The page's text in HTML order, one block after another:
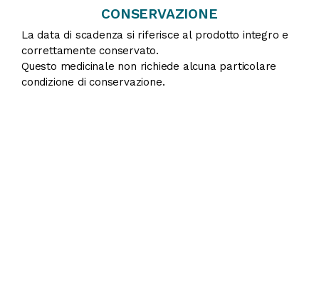
CONSERVAZIONE
La data di scadenza si riferisce al prodotto integro e
correttamente conservato.
Questo medicinale non richiede alcuna particolare
condizione di conservazione.